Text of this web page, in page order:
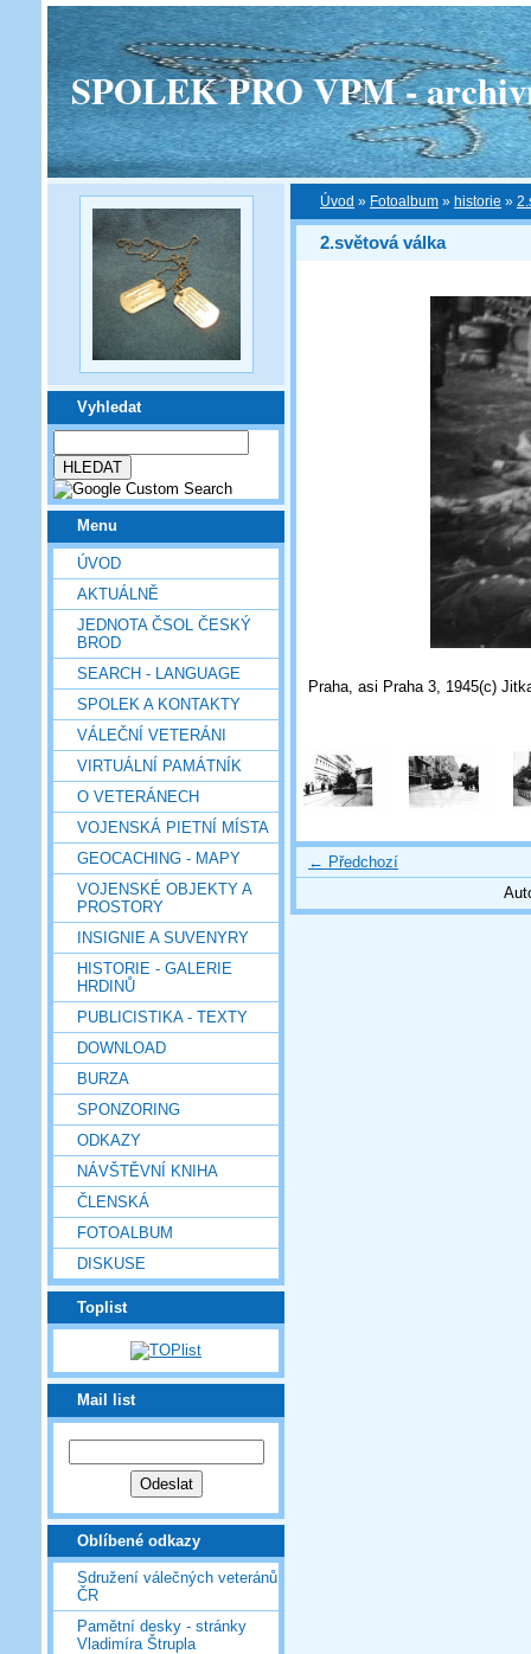
SPOLEK PRO VPM -
Vyhledat
Menu
ÚVOD
AKTUÁLNĚ
JEDNOTA ČSOL ČESKÝ
BROD
SEARCH - LANGUAGE
SPOLEK A KONTAKTY
VÁLEČNÍ VETERÁNI
VIRTUÁLNÍ PAMÁTNÍK
O VETERÁNECH
VOJENSKÁ PIETNÍ MÍSTA
GEOCACHING - MAPY
VOJENSKÉ OBJEKTY A
PROSTORY
INSIGNIE A SUVENYRY
HISTORIE - GALERIE
HRDINŮ
PUBLICISTIKA - TEXTY
DOWNLOAD
BURZA
SPONZORING
ODKAZY
NÁVŠTĚVNÍ KNIHA
ČLENSKÁ
FOTOALBUM
DISKUSE
Toplist
Mail list
Oblíbené odkazy
Sdružení válečných veteránů
ČR
Pamětní desky - stránky
Vladimíra Štrupla
Úvod » Fotoalbum » historie »
2.světová válka
Praha, asi Praha 3, 1945(c)
← Předchozí